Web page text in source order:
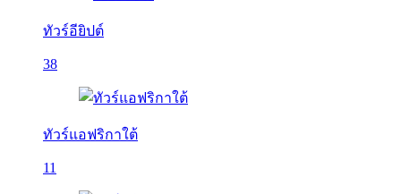
ทัวร์อียิปต์
38
ทัวร์แอฟริกาใต้
11